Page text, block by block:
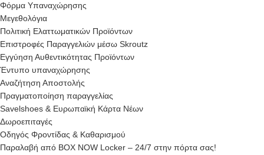
Φόρμα Υπαναχώρησης
Μεγεθολόγια
Πολιτική Ελαττωματικών Προϊόντων
Επιστροφές Παραγγελιών μέσω Skroutz
Εγγύηση Αυθεντικότητας Προϊόντων
Έντυπο υπαναχώρησης
Αναζήτηση Αποστολής
Πραγματοποίηση παραγγελίας
Savelshoes & Ευρωπαϊκή Κάρτα Νέων
Δωροεπιταγές
Οδηγός Φροντίδας & Καθαρισμού
Παραλαβή από BOX NOW Locker – 24/7 στην πόρτα σας!